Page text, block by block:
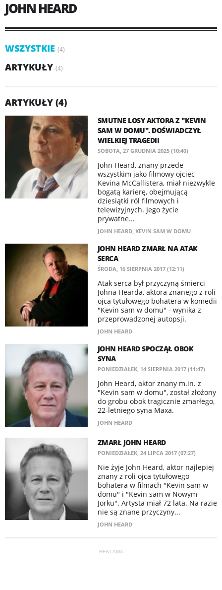
JOHN HEARD
WSZYSTKIE (4)
ARTYKUŁY (4)
ARTYKUŁY (4)
SMUTNE LOSY AKTORA Z "KEVIN
SAM W DOMU". DOŚWIADCZYŁ
WIELKIEJ TRAGEDII
SOBOTA, 27 GRUDNIA 2025 (10:40)
John Heard, znany przede
wszystkim jako filmowy ojciec
Kevina McCallistera, miał niezwykle
bogatą karierę, obejmującą
dziesiątki ról filmowych i
telewizyjnych. Jego życie
prywatne...
JOHN HEARD, KEVIN SAM W DOMU
JOHN HEARD ZMARŁ NA ATAK
SERCA
ŚRODA, 16 SIERPNIA 2017 (12:11)
Atak serca był przyczyną śmierci
Johna Hearda, aktora znanego z roli
ojca tytułowego bohatera w komedii
"Kevin sam w domu" - wynika z
przeprowadzonej autopsji.
JOHN HEARD
JOHN HEARD SPOCZĄŁ OBOK
SYNA
PONIEDZIAŁEK, 14 SIERPNIA 2017 (11:47)
​John Heard, aktor znany m.in. z
"Kevin sam w domu", został złożony
do grobu obok tragicznie zmarłego,
22-letniego syna Maxa.
JOHN HEARD
ZMARŁ JOHN HEARD
PONIEDZIAŁEK, 24 LIPCA 2017 (07:27)
Nie żyje John Heard, aktor najlepiej
znany z roli ojca tytułowego
bohatera w filmach "Kevin sam w
domu" i "Kevin sam w Nowym
Jorku". Artysta miał 72 lata. Na razie
nie są znane przyczyny...
JOHN HEARD
REKLAMA